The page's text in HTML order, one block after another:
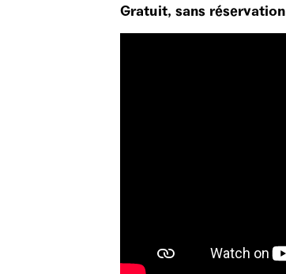
Gratuit, sans